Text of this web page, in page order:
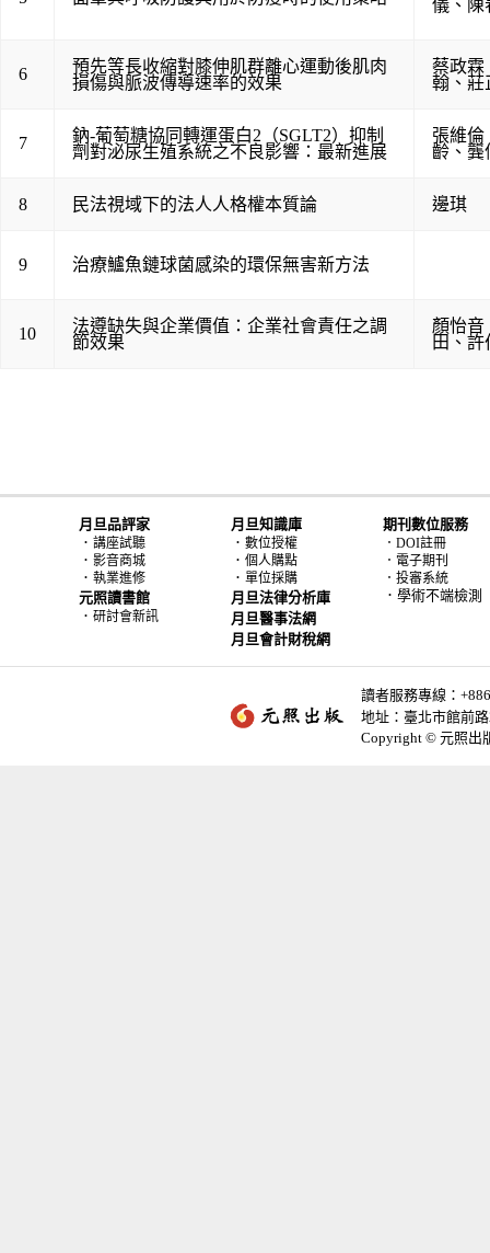
儀 、 陳
6
預先等長收縮對膝伸肌群離心運動後肌肉
損傷與脈波傳導速率的效果
蔡政霖
翰 、 莊
7
鈉-葡萄糖協同轉運蛋白2（SGLT2）抑制
劑對泌尿生殖系統之不良影響：最新進展
張維倫
齡 、 龔
8 民法視域下的法人人格權本質論 邊琪
9 治療鱸魚鏈球菌感染的環保無害新方法
10
法遵缺失與企業價值：企業社會責任之調
節效果
顏怡音
田 、 許
月旦品評家
． 講座試聽
． 影音商城
． 執業進修
元照讀書館
． 研討會新訊
月旦知識庫
． 數位授權
． 個人購點
． 單位採購
月旦法律分析庫
月旦醫事法網
月旦會計財稅網
期刊數位服務
．DOI註冊
．電子期刊
．投審系統
．學術不端檢測
讀者服務專線：
地址：臺北市館前
Copyright © 元照出